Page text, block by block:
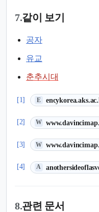
7.같이 보기
공자
유교
춘추시대
[1] E
(새 탭에서 열림)
[2] W
(새 탭에서 열림)
[3] W
(새 탭에서 열림)
[4] A
(새 탭에서 열림)
8.관련 문서